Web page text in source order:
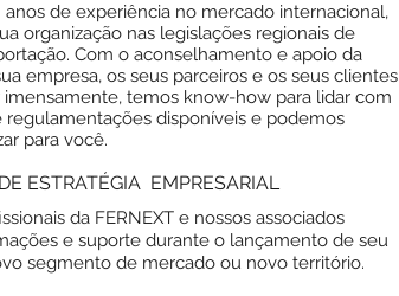
anos de experiência no mercado internacional,
organização nas legislações regionais de
Com o aconselhamento e apoio da
empresa, os seus parceiros e os seus clientes
imensamente, temos know-how para lidar com
regulamentações disponíveis e podemos
para você.
ESTRATÉGIA EMPRESARIAL
da FERNEXT e nossos associados
e suporte durante o lançamento de seu
segmento de mercado ou novo território.